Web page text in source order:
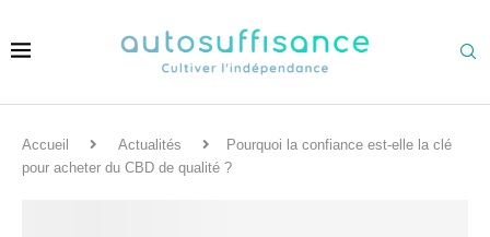
Accueil Actualités
Pourquoi la confiance est-elle la clé
pour acheter du CBD de qualité ?